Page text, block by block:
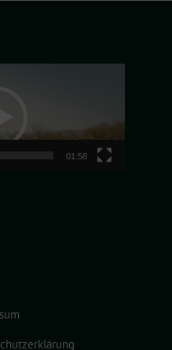
01:58